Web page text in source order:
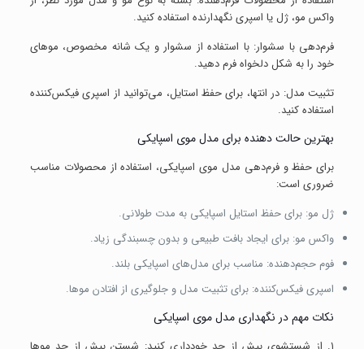
واکس مو، ژل یا اسپری نگهدارنده استفاده کنید.
فرم‌دهی با سشوار: با استفاده از سشوار و یک شانه مخصوص، موهای
خود را به شکل دلخواه فرم دهید.
تثبیت مدل: در انتها، برای حفظ استایل، می‌توانید از اسپری فیکس‌کننده
استفاده کنید.
بهترین حالت دهنده برای مدل موی اسپایکی
برای حفظ و فرم‌دهی مدل موی اسپایکی، استفاده از محصولات مناسب
ضروری است:
ژل مو: برای حفظ استایل اسپایکی به مدت طولانی.
واکس مو: برای ایجاد بافت طبیعی و بدون چسبندگی زیاد.
فوم حجم‌دهنده: مناسب برای مدل‌های اسپایکی بلند.
اسپری فیکس‌کننده: برای تثبیت مدل و جلوگیری از افتادن موها.
نکات مهم در نگهداری مدل موی اسپایکی